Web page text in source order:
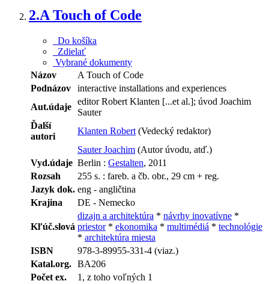
2.A Touch of Code
Do košíka
Zdielať
Vybrané dokumenty
Názov
A Touch of Code
Podnázov
interactive installations and experiences
Aut.údaje
editor Robert Klanten [...et al.]; úvod Joachim
Sauter
Ďalší
autori
Klanten Robert (Vedecký redaktor)
Sauter Joachim (Autor úvodu, atď.)
Vyd.údaje Berlin : Gestalten, 2011
Rozsah
255 s. : fareb. a čb. obr., 29 cm + reg.
Jazyk dok. eng - angličtina
Krajina
DE - Nemecko
Kľúč.slová
dizajn a architektúra * návrhy inovatívne *
priestor* ekonomika * multimédiá * technológie
* architektúra miesta
ISBN
978-3-89955-331-4 (viaz.)
Katal.org. BA206
Počet ex.
1, z toho voľných 1